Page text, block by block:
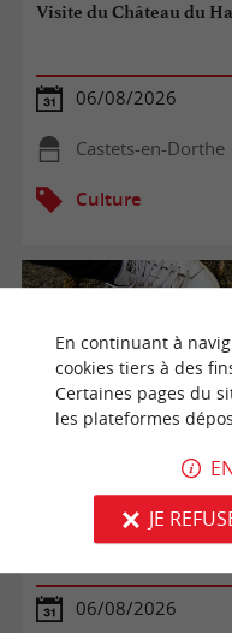
Visite du Château du
06/08/2026
Castets-en-Dorthe
Culture
Visite famille - Jeu de
06/08/2026
En continuant à
cookies tiers à des
Certaines pages du
les plateformes
JE